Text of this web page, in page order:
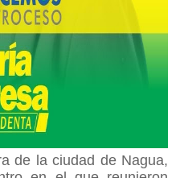
de la ciudad de Nagua,